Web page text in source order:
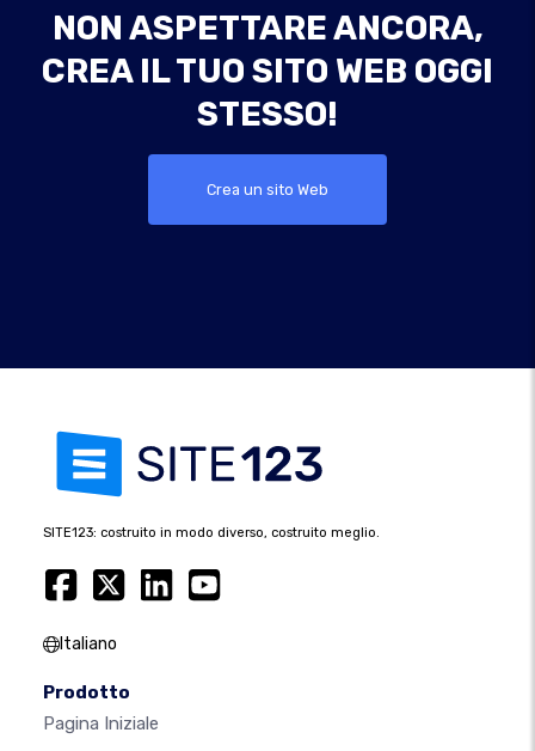
NON ASPETTARE ANCORA,
CREA IL TUO SITO WEB OGGI
STESSO!
Crea un sito Web
SITE123: costruito in modo diverso, costruito meglio.
Italiano
Prodotto
Pagina Iniziale